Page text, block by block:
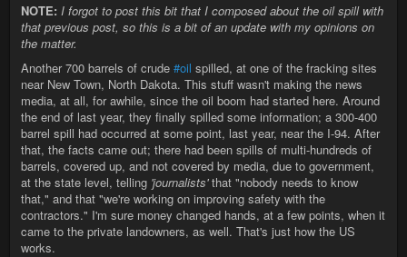
NOTE: I forgot to post this bit that I composed about the oil spill with
that previous post, so this is a bit of an update with my opinions on
the matter.
Another 700 barrels of crude #oil spilled, at one of the fracking sites
near New Town, North Dakota. This stuff wasn't making the news
media, at all, for awhile, since the oil boom had started here. Around
the end of last year, they finally spilled some information; a 300-400
barrel spill had occurred at some point, last year, near the I-94. After
that, the facts came out; there had been spills of multi-hundreds of
barrels, covered up, and not covered by media, due to government,
at the state level, telling 'journalists'that "nobody needs to know
that," and that "we're working on improving safety with the
contractors." I'm sure money changed hands, at a few points, when it
came to the private landowners, as well. That's just how the US
works.